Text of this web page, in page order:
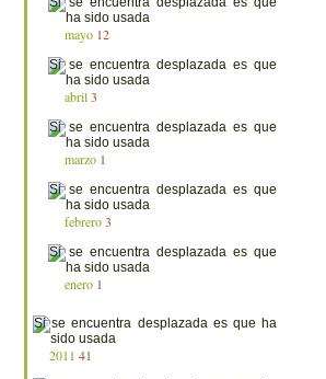
mayo 12
abril 3
marzo 1
febrero 3
enero 1
2011 41